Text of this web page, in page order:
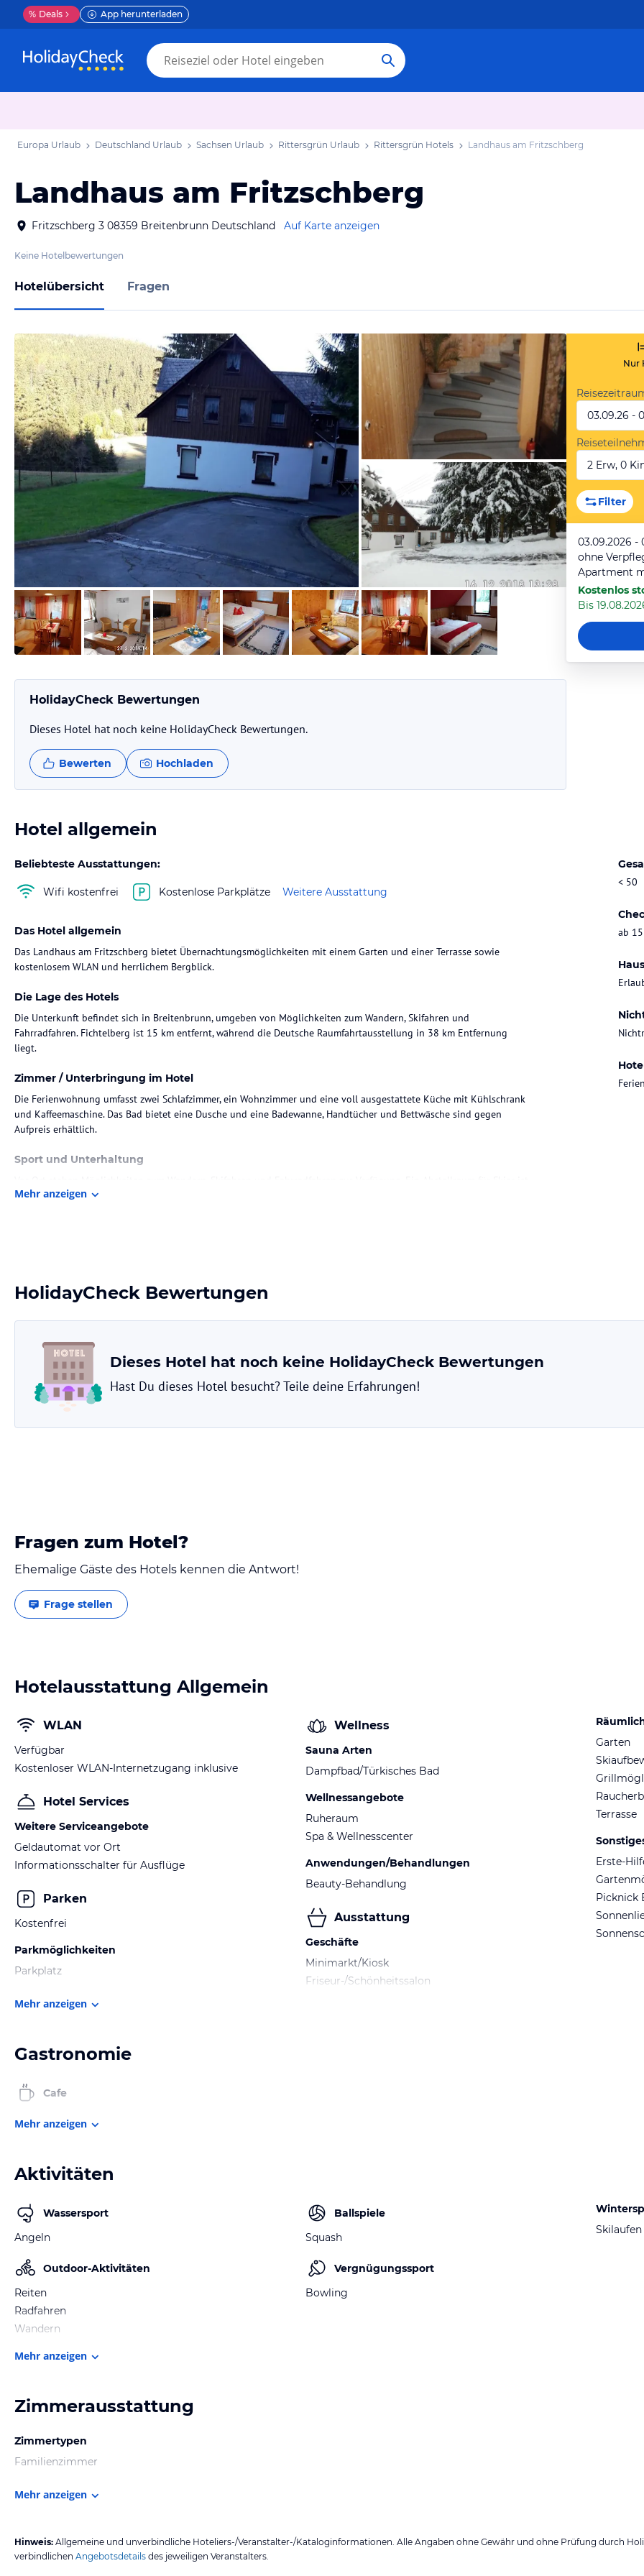
% Deals App herunterladen
Europa Urlaub Deutschland Urlaub Sachsen Urlaub Rittersgrün Urlaub Rittersgrün Hotels Landhaus am Fritzschberg
Landhaus am Fritzschberg
Fritzschberg 3 08359 Breitenbrunn Deutschland Auf Karte anzeigen
Keine Hotelbewertungen
Hotelübersicht Fragen
von Booking.com
von Booking.com
von Booking.com
Nur
03.09.26 -
2 Erw, 0
Filter
03.09.2026 -
ohne
Apartment
Kostenlos
Bis
HolidayCheck Bewertungen
Dieses Hotel hat noch keine HolidayCheck Bewertungen.
Bewerten Hochladen
Hotel allgemein
Beliebteste Ausstattungen:
Wifi kostenfrei Kostenlose Parkplätze Weitere Ausstattung
< 50
ab
Das Hotel allgemein
Das Landhaus am Fritzschberg bietet Übernachtungsmöglichkeiten mit einem Garten und einer Terrasse sowie
kostenlosem WLAN und herrlichem Bergblick.
Die Lage des Hotels
Die Unterkunft befindet sich in Breitenbrunn, umgeben von Möglichkeiten zum Wandern, Skifahren und
Fahrradfahren. Fichtelberg ist 15 km entfernt, während die Deutsche Raumfahrtausstellung in 38 km Entfernung
liegt.
Zimmer / Unterbringung im Hotel
Die Ferienwohnung umfasst zwei Schlafzimmer, ein Wohnzimmer und eine voll ausgestattete Küche mit Kühlschrank
und Kaffeemaschine. Das Bad bietet eine Dusche und eine Badewanne, Handtücher und Bettwäsche sind gegen
Aufpreis erhältlich.
Sport und Unterhaltung
ebenfalls vorhanden.
Mehr anzeigen
HolidayCheck Bewertungen
Dieses Hotel hat noch keine HolidayCheck Bewertungen
Hast Du dieses Hotel besucht? Teile deine Erfahrungen!
Fragen zum Hotel?
Ehemalige Gäste des Hotels kennen die Antwort!
Frage stellen
Hotelausstattung Allgemein
WLAN
Verfügbar
Kostenloser WLAN-Internetzugang inklusive
Hotel Services
Weitere Serviceangebote
Geldautomat vor Ort
Informationsschalter für Ausflüge
Parken
Kostenfrei
Parkmöglichkeiten
Parkplatz
Wellness
Sauna Arten
Dampfbad/Türkisches Bad
Wellnessangebote
Ruheraum
Spa & Wellnesscenter
Anwendungen/Behandlungen
Beauty-Behandlung
Ausstattung
Geschäfte
Minimarkt/Kiosk
Friseur-/Schönheitssalon
Garten
Terrasse
Erste-
Picknick
Mehr anzeigen
Gastronomie
Cafe
Mehr anzeigen
Aktivitäten
Wassersport
Angeln
Outdoor-Aktivitäten
Reiten
Radfahren
Wandern
Ballspiele
Squash
Vergnügungssport
Bowling
Skilaufen
Mehr anzeigen
Zimmerausstattung
Zimmertypen
Familienzimmer
Mehr anzeigen
Hinweis: Allgemeine und unverbindliche Hoteliers-/Veranstalter-/Kataloginformationen. Alle Angaben ohne Gewähr und ohne Prüfung durch
verbindlichen Angebotsdetails des jeweiligen Veranstalters.